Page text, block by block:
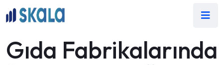
Gıda Fabrikalarında